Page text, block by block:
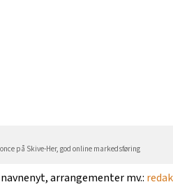
arrangementer mv.: